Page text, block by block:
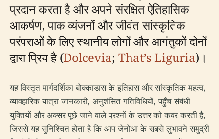
प्रदान करता है और अपने संरक्षित ऐतिहासिक
आकर्षण, पाक व्यंजनों और जीवंत सांस्कृतिक
परंपराओं के लिए स्थानीय लोगों और आगंतुकों दोनों
द्वारा प्रिय है (Dolcevia; That’s Liguria)।
यह विस्तृत मार्गदर्शिका बोक्काडास के इतिहास और सांस्कृतिक महत्व,
व्यावहारिक यात्रा जानकारी, अनुशंसित गतिविधियों, पहुँच संबंधी
युक्तियों और अक्सर पूछे जाने वाले प्रश्नों के उत्तर को कवर करती है,
जिससे यह सुनिश्चित होता है कि आप जेनोआ के सबसे लुभावने समुद्री